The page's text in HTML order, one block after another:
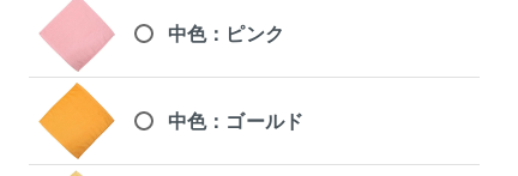
中色：ピンク
中色：ゴールド